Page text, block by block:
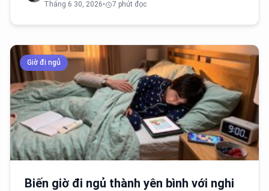
Tháng 6 30, 2026• 7 phút đọc
Giờ đi ngủ
Biến giờ đi ngủ thành yên bình với nghi